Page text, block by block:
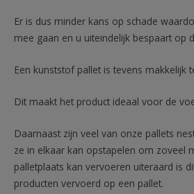
Er is dus minder kans op schade
mee gaan en u uiteindelijk bespaart op
Een kunststof pallet is tevens makkelijk
Dit maakt het product ideaal voor de
Daarnaast zijn veel van onze pallets
ze in elkaar kan opstapelen om zoveel
palletplaats kan vervoeren uiteraard is
producten vervoerd op een pallet.